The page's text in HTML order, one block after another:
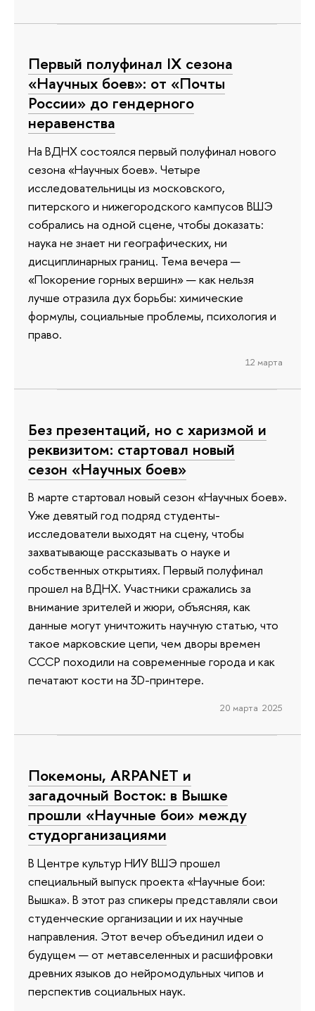
Первый полуфинал IX сезона
«Научных боев»: от «Почты
России» до гендерного
неравенства
На ВДНХ состоялся первый полуфинал нового
сезона «Научных боев». Четыре
исследовательницы из московского,
питерского и нижегородского кампусов ВШЭ
собрались на одной сцене, чтобы доказать:
наука не знает ни географических, ни
дисциплинарных границ. Тема вечера —
«Покорение горных вершин» — как нельзя
лучше отразила дух борьбы: химические
формулы, социальные проблемы, психология и
право.
12 марта
Без презентаций, но с харизмой и
реквизитом: стартовал новый
сезон «Научных боев»
В марте стартовал новый сезон «Научных боев».
Уже девятый год подряд студенты-
исследователи выходят на сцену, чтобы
захватывающе рассказывать о науке и
собственных открытиях. Первый полуфинал
прошел на ВДНХ. Участники сражались за
внимание зрителей и жюри, объясняя, как
данные могут уничтожить научную статью, что
такое марковские цепи, чем дворы времен
СССР походили на современные города и как
печатают кости на 3D-принтере.
20 марта 2025
Покемоны, ARPANET и
загадочный Восток: в Вышке
прошли «Научные бои» между
студорганизациями
В Центре культур НИУ ВШЭ прошел
специальный выпуск проекта «Научные бои:
Вышка». В этот раз спикеры представляли свои
студенческие организации и их научные
направления. Этот вечер объединил идеи о
будущем — от метавселенных и расшифровки
древних языков до нейромодульных чипов и
перспектив социальных наук.